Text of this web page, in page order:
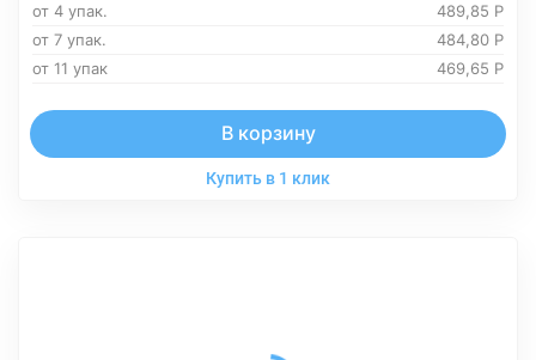
от 4 упак. 489,85 Р
от 7 упак.
484,80 Р
от 11 упак
469,65 Р
В корзину
Купить в 1 клик